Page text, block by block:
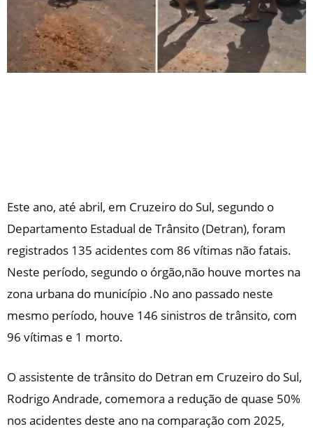
Este ano, até abril, em Cruzeiro do Sul, segundo o
Departamento Estadual de Trânsito (Detran), foram
registrados 135 acidentes com 86 vítimas não fatais.
Neste período, segundo o órgão,não houve mortes na
zona urbana do município .No ano passado neste
mesmo período, houve 146 sinistros de trânsito, com
96 vítimas e 1 morto.
O assistente de trânsito do Detran em Cruzeiro do Sul,
Rodrigo Andrade, comemora a redução de quase 50%
nos acidentes deste ano na comparação com 2025,